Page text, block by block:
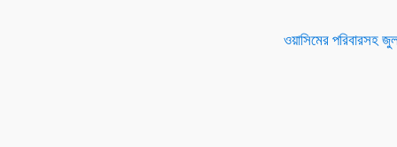
ওয়াসিমের পরিবারসহ